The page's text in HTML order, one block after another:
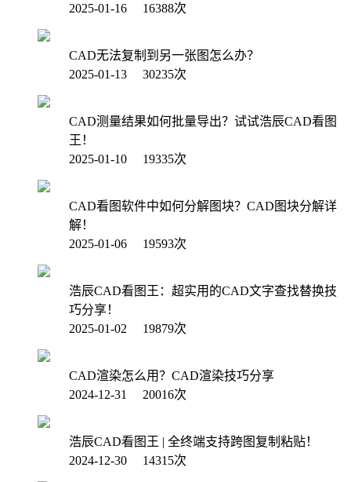
2025-01-16 16388次
CAD无法复制到另一张图怎么办？
2025-01-13 30235次
CAD测量结果如何批量导出？试试浩辰CAD看图
王！
2025-01-10 19335次
CAD看图软件中如何分解图块？CAD图块分解详
解！
2025-01-06 19593次
浩辰CAD看图王：超实用的CAD文字查找替换技
巧分享！
2025-01-02 19879次
CAD渲染怎么用？CAD渲染技巧分享
2024-12-31 20016次
浩辰CAD看图王 | 全终端支持跨图复制粘贴！
2024-12-30 14315次